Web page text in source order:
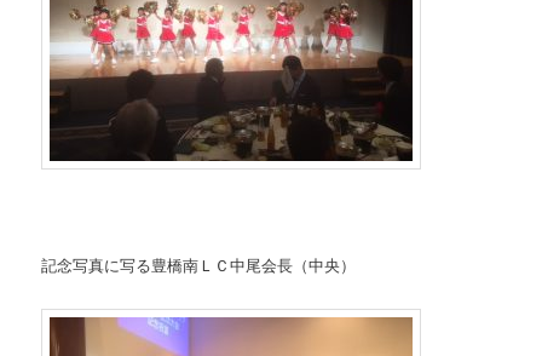
記念写真に写る豊橋南ＬＣ中尾会長（中央）